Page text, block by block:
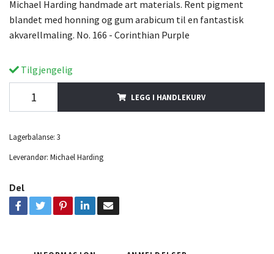
Michael Harding handmade art materials. Rent pigment
blandet med honning og gum arabicum til en fantastisk
akvarellmaling. No. 166 - Corinthian Purple
Tilgjengelig
LEGG I HANDLEKURV
Lagerbalanse: 3
Leverandør: Michael Harding
Del